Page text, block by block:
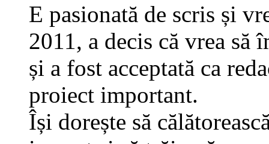
E pasionată de scris și
2011, a decis că vrea
și a fost acceptată ca
proiect important.
Își dorește să